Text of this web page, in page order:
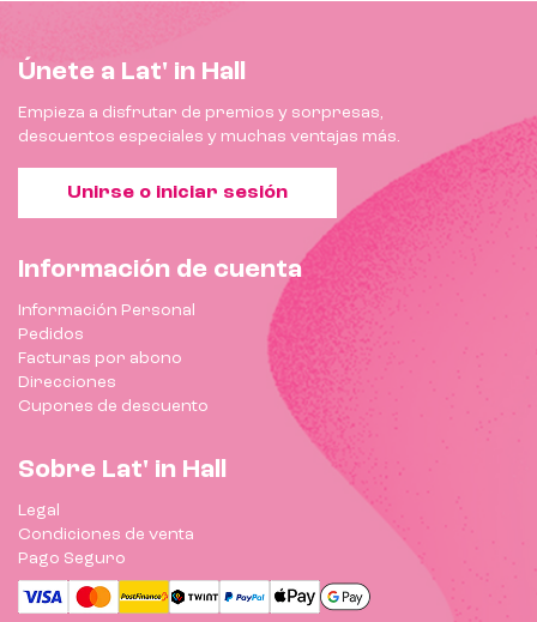
Únete a Lat' in Hall
Empieza a disfrutar de premios y sorpresas,
descuentos especiales y muchas ventajas más.
Unirse o iniciar sesión
Información de cuenta
Información Personal
Pedidos
Facturas por abono
Direcciones
Cupones de descuento
Sobre Lat' in Hall
Legal
Condiciones de venta
Pago Seguro